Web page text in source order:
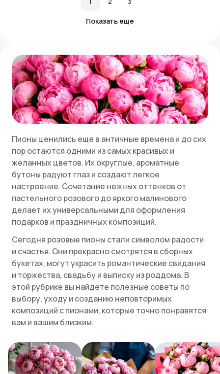
Показать еще
Пионы ценились еще в античные времена и до сих
пор остаются одними из самых красивых и
желанных цветов. Их округлые, ароматные
бутоны радуют глаз и создают легкое
настроение. Сочетание нежных оттенков от
пастельного розового до яркого малинового
делает их универсальными для оформления
подарков и праздничных композиций.
Сегодня розовые пионы стали символом радости
и счастья. Они прекрасно смотрятся в сборных
букетах, могут украсить романтические свидания
и торжества, свадьбу и выписку из роддома. В
этой рубрике вы найдете полезные советы по
выбору, уходу и созданию неповторимых
композиций с пионами, которые точно понравятся
вам и вашим близким.
Кому подарить розовые пионы
Розовые пионы — великолепный вариант для
разных событий и праздников. Такой букет можно